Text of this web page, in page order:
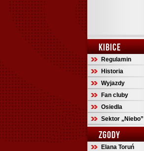
KIBICE
Regulamin
Historia
Wyjazdy
Fan cluby
Osiedla
Sektor „Niebo”
ZGODY
Elana Toruń